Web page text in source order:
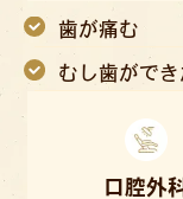
歯が痛む
むし歯ができ
口腔外